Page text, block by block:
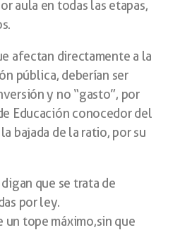
aula en todas las etapas,
afectan directamente a la
pública, deberían ser
y no “gasto”, por
Educación conocedor del
bajada de la ratio, por su
que se trata de
por ley.
un tope máximo,sin que